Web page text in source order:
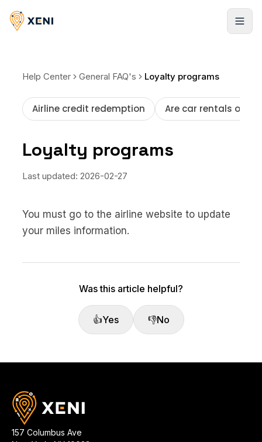
Registrarse
Help Center General FAQ's Loyalty programs
Airline credit redemption Are car rentals
Loyalty programs
Last updated: 2026-02-27
You must go to the airline website to update
your miles information.
Was this article helpful?
👍Yes 👎No
157 Columbus Ave